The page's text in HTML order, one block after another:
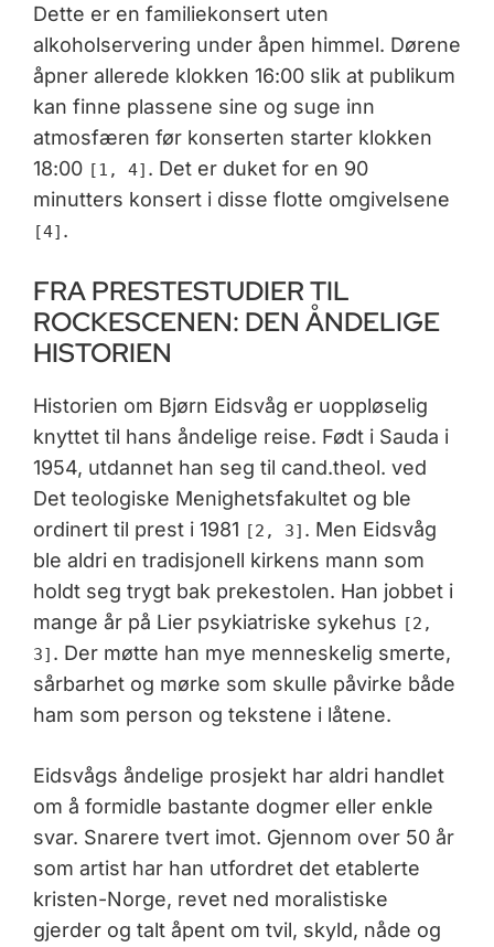
Dette er en familiekonsert uten
alkoholservering under åpen himmel. Dørene
åpner allerede klokken 16:00 slik at publikum
kan finne plassene sine og suge inn
atmosfæren før konserten starter klokken
18:00 [1, 4] . Det er duket for en 90
minutters konsert i disse flotte omgivelsene
[4] .
FRA PRESTESTUDIER TIL
ROCKESCENEN: DEN ÅNDELIGE
HISTORIEN
Historien om Bjørn Eidsvåg er uoppløselig
knyttet til hans åndelige reise. Født i Sauda i
1954, utdannet han seg til cand.theol. ved
Det teologiske Menighetsfakultet og ble
ordinert til prest i 1981 [2, 3] . Men Eidsvåg
ble aldri en tradisjonell kirkens mann som
holdt seg trygt bak prekestolen. Han jobbet i
mange år på Lier psykiatriske sykehus [2,
3] . Der møtte han mye menneskelig smerte,
sårbarhet og mørke som skulle påvirke både
ham som person og tekstene i låtene.
Eidsvågs åndelige prosjekt har aldri handlet
om å formidle bastante dogmer eller enkle
svar. Snarere tvert imot. Gjennom over 50 år
som artist har han utfordret det etablerte
kristen-Norge, revet ned moralistiske
gjerder og talt åpent om tvil, skyld, nåde og